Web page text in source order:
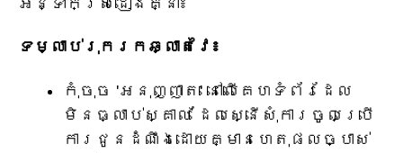
ទម្លាប់រុករកឆ្លាតវៃ៖
កុំចុច 'អនុញ្ញាត' នៅលើគេហទំព័រដែល
មិនធ្លាប់ស្គាល់ ដែលស្នើសុំការចូលប្រើ
ការជូនដំណឹងដោយគ្មានហេតុផលច្បាស់